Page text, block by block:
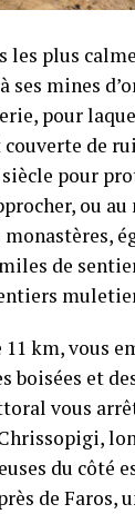
les plus
ses mines
pour
de
pour
ou
de
km, vous
et
vous
du côté
de Faros,